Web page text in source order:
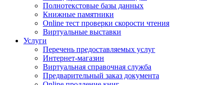
Полнотекстовые базы данных
Книжные памятники
Online тест проверки скорости чтения
Виртуальные выставки
Услуги
Перечень предоставляемых услуг
Интернет-магазин
Виртуальная справочная служба
Предварительный заказ документа